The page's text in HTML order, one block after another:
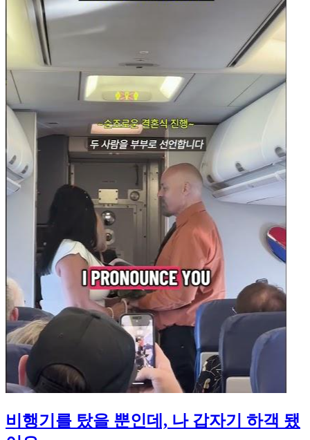
비행기를 탔을 뿐인데, 나 갑자기 하객 됐